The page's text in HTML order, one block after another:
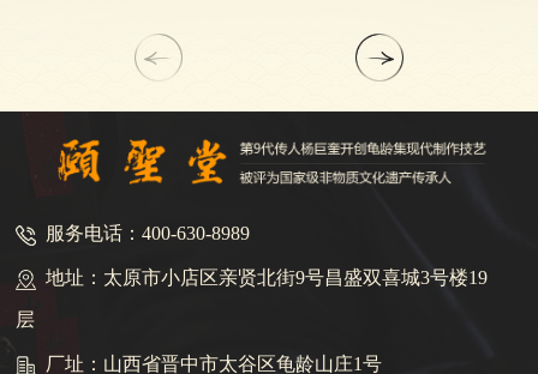
服务电话：400-630-8989
地址：太原市小店区亲贤北街9号昌盛双喜城3号楼19
层
厂址：山西省晋中市太谷区龟龄山庄1号